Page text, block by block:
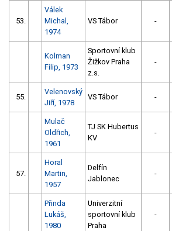
53.
Válek
Michal,
1974
VS Tábor -
Kolman
Filip, 1973
Sportovní klub
Žižkov Praha
z.s.
-
55.
Velenovský
Jiří, 1978
VS Tábor -
Mulač
Oldřich,
1961
TJ SK Hubertus
KV
-
57.
Horal
Martin,
1957
Delfín
Jablonec
-
Přinda
Lukáš,
1980
Univerzitní
sportovní klub
Praha
-